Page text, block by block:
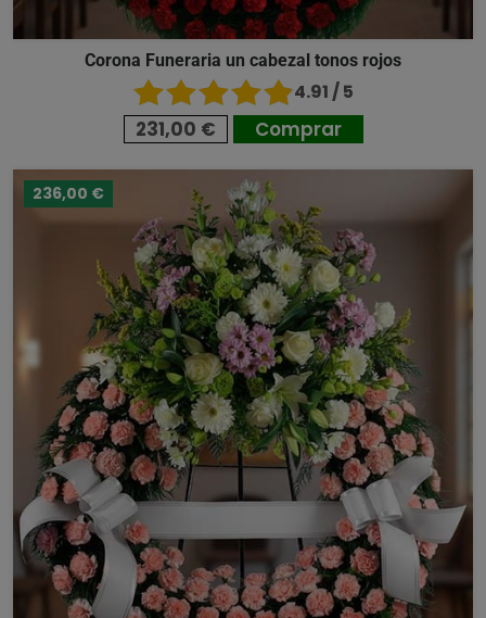
Corona Funeraria un cabezal tonos rojos
4.91 / 5
231,00 € Comprar
236,00 €